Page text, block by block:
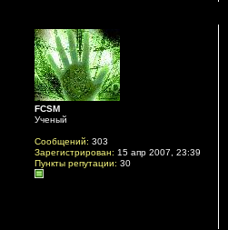
FCSM
Ученый
Сообщений: 303
Зарегистрирован: 15 апр 2007, 23:39
Пункты репутации: 30